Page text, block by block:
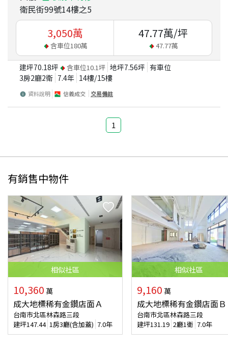
衛民街99號14樓之5
3,050萬
含車位180萬
47.77萬/坪
47.77萬
建坪70.18坪 含車位10.1坪 地坪7.56坪 有車位
3房2廳2衛 7.4年 14樓/15樓
資料說明 信義成交 交易備註
1
有銷售中物件
相似社區
10,360 萬
成大地標稀有金鑽店面Ａ
台南市北區林森路三段
建坪147.44 1房3廳(含加蓋) 7.0年
相似社區
9,160 萬
成大地標稀有金鑽店面Ｂ
台南市北區林森路三段
建坪131.19 2廳1衛 7.0年